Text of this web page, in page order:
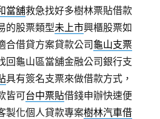
當舖救急找好多樹林票貼借款
的股票類型未上市興櫃股票如
合借貸方案貸款公司 龜山支票
回龜山區當舖金融公司銀行支
具有簽名支票來做借款方式，
皆可台中票貼借錢申辦快速便
製化個人貸款專案樹林汽車借